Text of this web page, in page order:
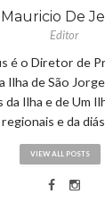
Mauricio De
Editor
é o Diretor de
Ilha de São
Ilha e de Um
e da
VIEW ALL POSTS